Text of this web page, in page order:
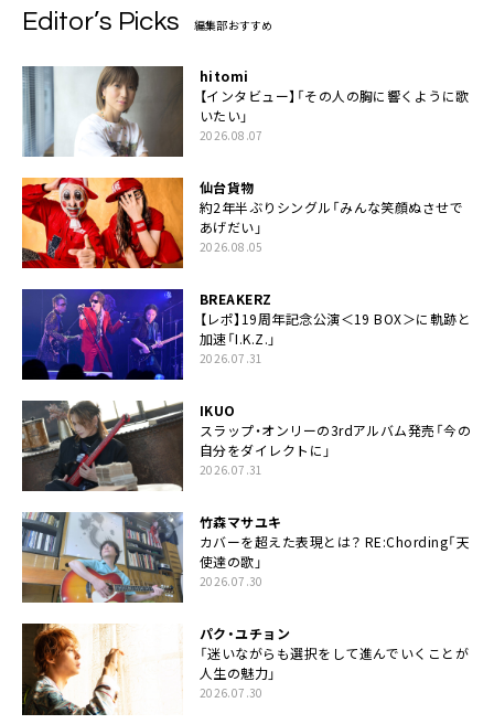
Editor’s Picks 編集部おすすめ
hitomi
【インタビュー】「その人の胸に響くように歌
いたい」
2026.08.07
仙台貨物
約2年半ぶりシングル「みんな笑顔ぬさせで
あげだい」
2026.08.05
BREAKERZ
【レポ】19周年記念公演＜19 BOX＞に軌跡と
加速「I.K.Z.」
2026.07.31
IKUO
スラップ・オンリーの3rdアルバム発売「今の
自分をダイレクトに」
2026.07.31
竹森マサユキ
カバーを超えた表現とは？ RE:Chording「天
使達の歌」
2026.07.30
パク・ユチョン
「迷いながらも選択をして進んでいくことが
人生の魅力」
2026.07.30